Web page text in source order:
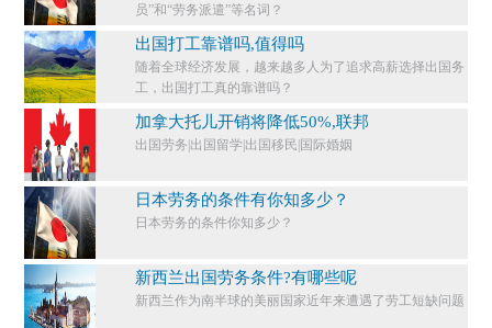
员”和“劳务派遣”等名词？
出国打工靠谱吗,值得吗
随着全球经济发展，越来越多人为了追求高薪选择出国务
工，出国打工真的靠谱吗？
加拿大托儿开销将降低50%,联邦
出国劳务|出国留学|出国移民|国际婚姻
日本劳务的条件有你知多少？
日本劳务的条件你知多少？​
新西兰出国劳务条件?有哪些呢
新西兰作为南半球的美丽国家近年来遭遇了劳工短缺问题